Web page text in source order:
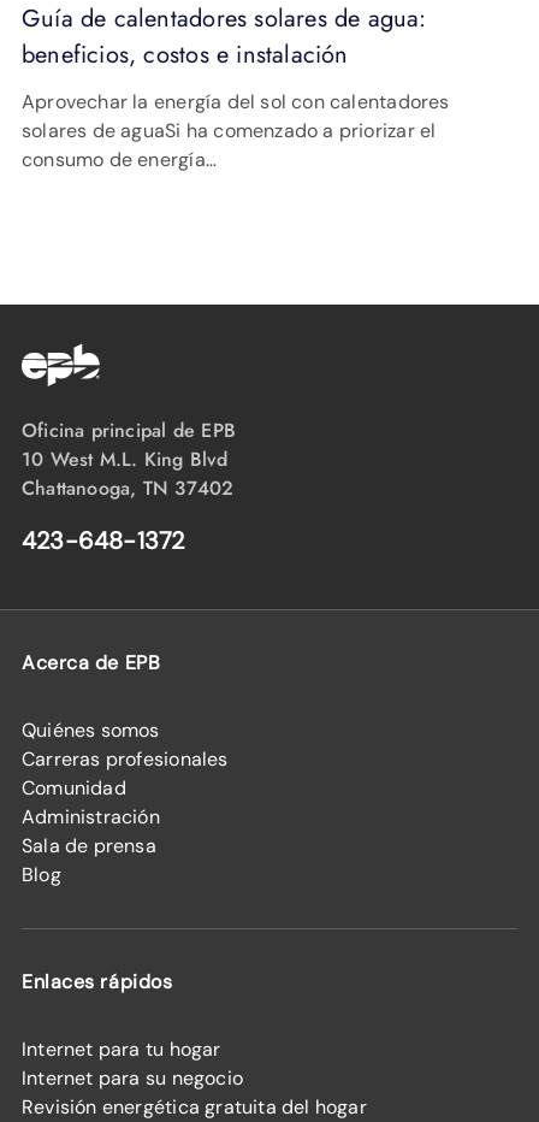
Guía de calentadores solares de agua:
beneficios, costos e instalación
Aprovechar la energía del sol con calentadores
solares de aguaSi ha comenzado a priorizar el
consumo de energía…
Oficina principal de EPB
10 West M.L. King Blvd
Chattanooga, TN 37402
423-648-1372
Acerca de EPB
Quiénes somos
Carreras profesionales
Comunidad
Administración
Sala de prensa
Blog
Enlaces rápidos
Internet para tu hogar
Internet para su negocio
Revisión energética gratuita del hogar